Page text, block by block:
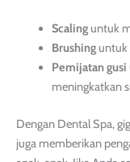
Scalinguntuk
Brushinguntuk
Pemijatan gusi
meningkatkan
Dengan Dental Spa,
juga memberikan